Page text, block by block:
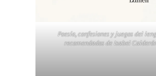
Poesía, confesiones y juegos del
recomendados de Isabel